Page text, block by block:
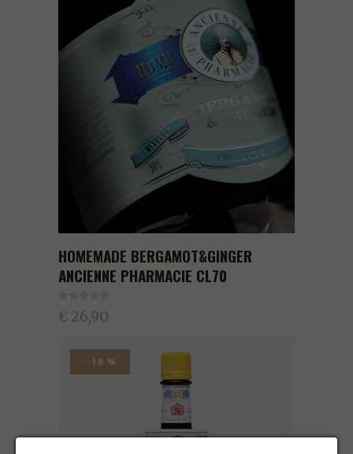
HOMEMADE BERGAMOT&GINGER
ANCIENNE PHARMACIE CL70
€ 26,90
- 16 %